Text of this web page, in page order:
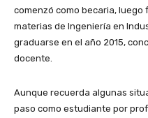
comenzó como becaria, luego
materias de Ingeniería en
graduarse en el año 2015,
docente.
Aunque recuerda algunas
paso como estudiante por